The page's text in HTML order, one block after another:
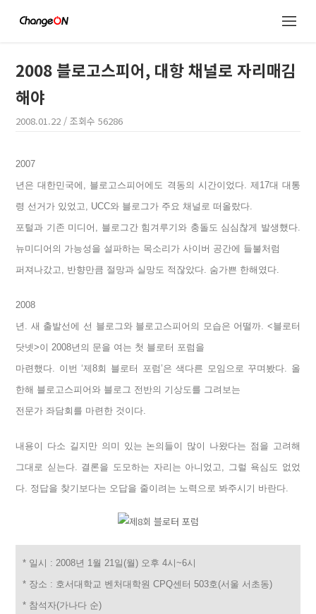
2008 블로고스피어, 대항 채널로 자리매김
해야
2008.01.22 / 조회수56286
2007
년은 대한민국에, 블로고스피어에도 격동의 시간이었다. 제17대 대통
령 선거가 있었고, UCC와 블로그가 주요 채널로 떠올랐다.
포털과 기존 미디어, 블로그간 힘겨루기와 충돌도 심심찮게 발생했다.
뉴미디어의 가능성을 설파하는 목소리가 사이버 공간에 들불처럼
퍼져나갔고, 반향만큼 절망과 실망도 적잖았다. 숨가쁜 한해였다.
2008
년. 새 출발선에 선 블로그와 블로고스피어의 모습은 어떨까. <블로터
닷넷>이 2008년의 문을 여는 첫 블로터 포럼을
마련했다. 이번 ‘제8회 블로터 포럼’은 색다른 모임으로 꾸며봤다. 올
한해 블로고스피어와 블로그 전반의 기상도를 그려보는
전문가 좌담회를 마련한 것이다.
내용이 다소 길지만 의미 있는 논의들이 많이 나왔다는 점을 고려해
그대로 싣는다. 결론을 도모하는 자리는 아니었고, 그럴 욕심도 없었
다. 정답을 찾기보다는 오답을 줄이려는 노력으로 봐주시기 바란다.
* 일시 : 2008년 1월 21일(월) 오후 4시~6시
* 장소 : 호서대학교 벤처대학원 CPQ센터 503호(서울 서초동)
* 참석자(가나다 순)